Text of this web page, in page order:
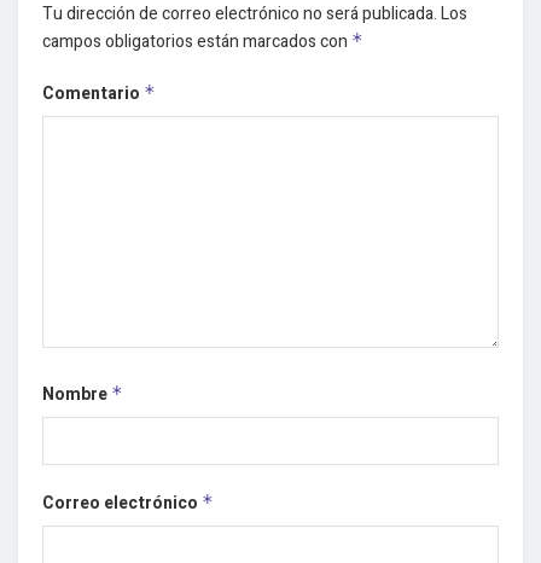
Tu dirección de correo electrónico no será publicada.Los
campos obligatorios están marcados con *
Comentario *
Nombre *
Correo electrónico *